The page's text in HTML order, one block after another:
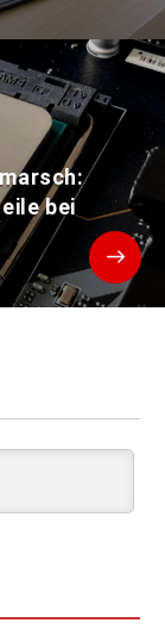
bei